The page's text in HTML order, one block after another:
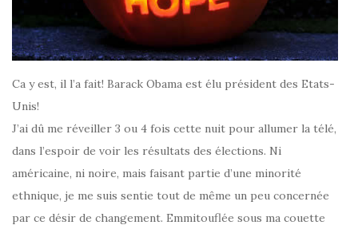
Ca y est, il l’a fait! Barack Obama est élu président des Etats-
Unis!
J’ai dû me réveiller 3 ou 4 fois cette nuit pour allumer la télé,
dans l’espoir de voir les résultats des élections. Ni
américaine, ni noire, mais faisant partie d’une minorité
ethnique, je me suis sentie tout de même un peu concernée
par ce désir de changement. Emmitouflée sous ma couette